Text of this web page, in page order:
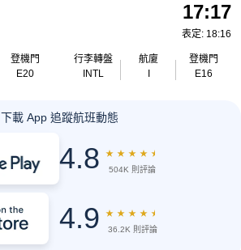
登機門
E20
17:17
表定: 18:16
行李轉盤
INTL
航廈
登機門
E16
下載 App 追蹤航班動態
4.8 ★ ★ ★ ★ ★
504K 則評論
4.9 ★ ★ ★ ★ ★
36.2K 則評論